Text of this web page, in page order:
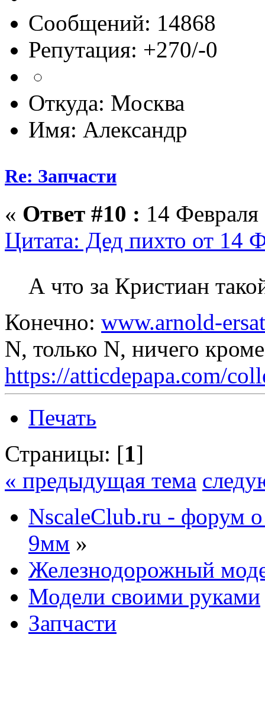
Сообщений: 14868
Репутация: +270/-0
Откуда: Москва
Имя: Александр
Re: Запчасти
« Ответ #10 : 14
Цитата: Дед пихто от 14
А что за Кристиан
Конечно: www.arnold-
N, только N, ничего
https://atticdepapa.com/
Печать
Страницы: [1]
« предыдущая тема
NscaleClub.ru - форум
9мм »
Железнодорожный
Модели своими руками
Запчасти